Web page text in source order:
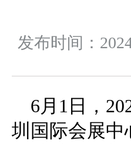
发布时间：
6月1日，
圳国际会展中